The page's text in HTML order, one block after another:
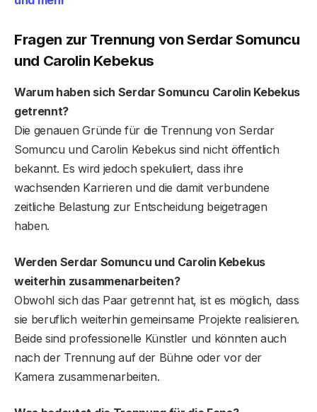
Fragen zur Trennung von Serdar Somuncu
und Carolin Kebekus
Warum haben sich Serdar Somuncu Carolin Kebekus
getrennt?
Die genauen Gründe für die Trennung von Serdar
Somuncu und Carolin Kebekus sind nicht öffentlich
bekannt. Es wird jedoch spekuliert, dass ihre
wachsenden Karrieren und die damit verbundene
zeitliche Belastung zur Entscheidung beigetragen
haben.
Werden Serdar Somuncu und Carolin Kebekus
weiterhin zusammenarbeiten?
Obwohl sich das Paar getrennt hat, ist es möglich, dass
sie beruflich weiterhin gemeinsame Projekte realisieren.
Beide sind professionelle Künstler und könnten auch
nach der Trennung auf der Bühne oder vor der
Kamera zusammenarbeiten.